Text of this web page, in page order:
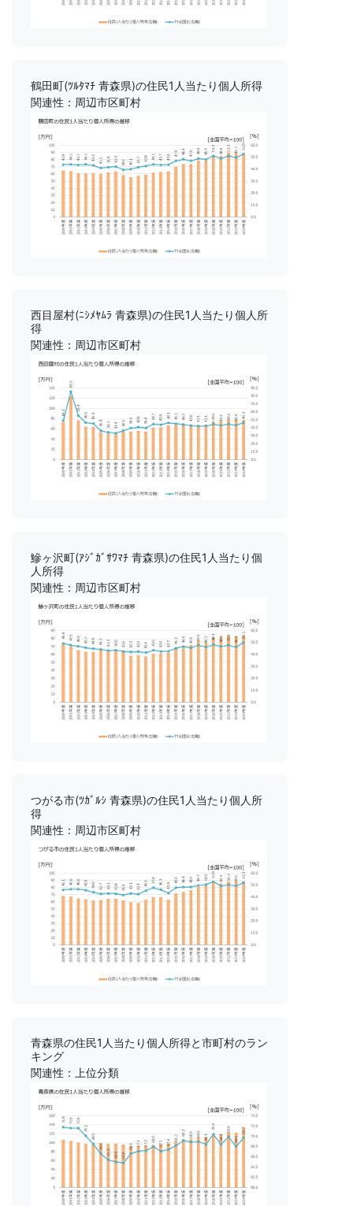
鶴田町(ﾂﾙﾀﾏﾁ 青森県)の住民1人当たり個人所得
関連性：周辺市区町村
西目屋村(ﾆｼﾒﾔﾑﾗ 青森県)の住民1人当たり個人所
得
関連性：周辺市区町村
鰺ヶ沢町(ｱｼﾞｶﾞｻﾜﾏﾁ 青森県)の住民1人当たり個
人所得
関連性：周辺市区町村
つがる市(ﾂｶﾞﾙｼ 青森県)の住民1人当たり個人所
得
関連性：周辺市区町村
青森県の住民1人当たり個人所得と市町村のラン
キング
関連性：上位分類